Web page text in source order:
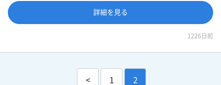
詳細を見る
1226日前
< 1 2